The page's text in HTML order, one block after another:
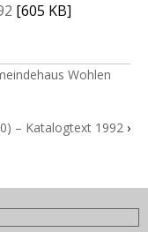
[605 KB]
Wohlen
– Katalogtext 1992 ›